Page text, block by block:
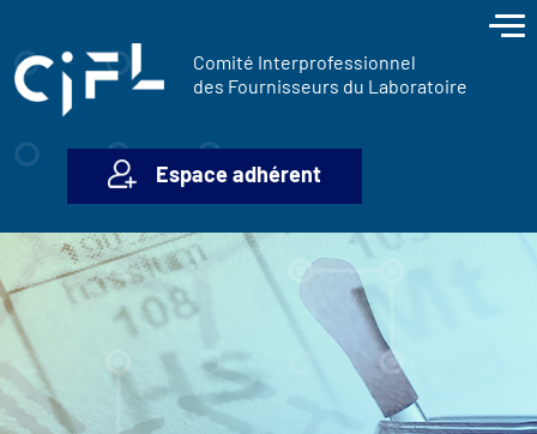
Comité Interprofessionnel
des Fournisseurs du Laboratoire
Espace adhérent